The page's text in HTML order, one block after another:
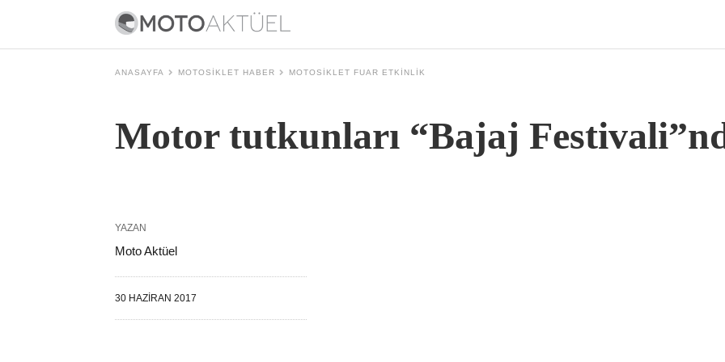
ANASAYFA MOTOSIKLET HABER MOTOSIKLET FUAR ETKINLIK
Motor tutkunları “Bajaj
YAZAN
Moto Aktüel
30 HAZIRAN 2017